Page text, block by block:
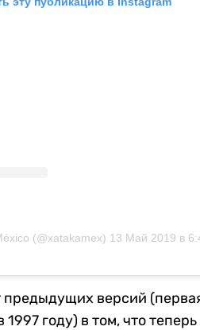
(@xatakamex) 13 Май 2019 в
версий
году) в том, что теперь